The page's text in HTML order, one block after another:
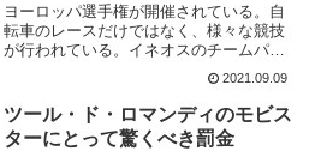
ヨーロッパ選手権が開催されている。自
転車のレースだけではなく、様々な競技
が行われている。イネオスのチームパー
シュート金メダリストのフィリップ・ガ
ンナは個人タイムトライヤルとロードレ
ースに参加する前に、男女ミックスドリ
レーに参加している。まず...
2021.09.09
ツール・ド・ロマンディのモビス
ターにとって驚くべき罰金